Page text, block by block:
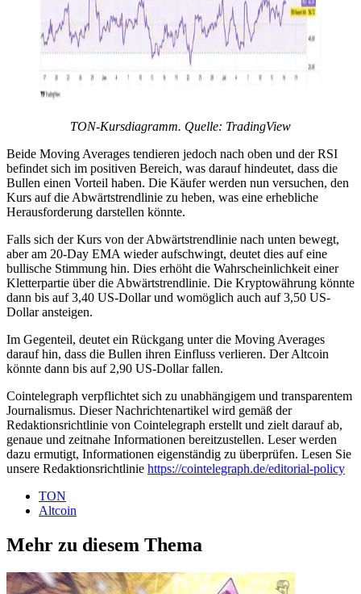
TON-Kursdiagramm. Quelle: TradingView
Beide Moving Averages tendieren jedoch nach oben und der RSI
befindet sich im positiven Bereich, was darauf hindeutet, dass die
Bullen einen Vorteil haben. Die Käufer werden nun versuchen, den
Kurs auf die Abwärtstrendlinie zu heben, was eine erhebliche
Herausforderung darstellen könnte.
Falls sich der Kurs von der Abwärtstrendlinie nach unten bewegt,
aber am 20-Day EMA wieder aufschwingt, deutet dies auf eine
bullische Stimmung hin. Dies erhöht die Wahrscheinlichkeit einer
Kletterpartie über die Abwärtstrendlinie. Die Kryptowährung könnte
dann bis auf 3,40 US-Dollar und womöglich auch auf 3,50 US-
Dollar ansteigen.
Im Gegenteil, deutet ein Rückgang unter die Moving Averages
darauf hin, dass die Bullen ihren Einfluss verlieren. Der Altcoin
könnte dann bis auf 2,90 US-Dollar fallen.
Cointelegraph verpflichtet sich zu unabhängigem und transparentem
Journalismus. Dieser Nachrichtenartikel wird gemäß der
Redaktionsrichtlinie von Cointelegraph erstellt und zielt darauf ab,
genaue und zeitnahe Informationen bereitzustellen. Leser werden
dazu ermutigt, Informationen eigenständig zu überprüfen. Lesen Sie
unsere Redaktionsrichtlinie https://cointelegraph.de/editorial-policy
TON
Altcoin
Mehr zu diesem Thema